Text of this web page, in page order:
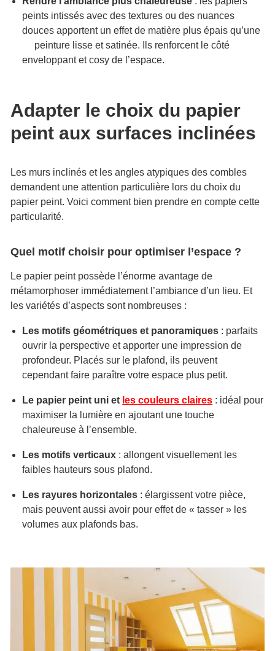
peints intissés avec des textures ou des nuances
douces apportent un effet de matière plus épais qu’une
peinture lisse et satinée. Ils renforcent le côté
enveloppant et cosy de l’espace.
Adapter le choix du papier
peint aux surfaces inclinées
Les murs inclinés et les angles atypiques des combles
demandent une attention particulière lors du choix du
papier peint. Voici comment bien prendre en compte cette
particularité.
Quel motif choisir pour optimiser l’espace ?
Le papier peint possède l’énorme avantage de
métamorphoser immédiatement l’ambiance d’un lieu. Et
les variétés d’aspects sont nombreuses :
Les motifs géométriques et panoramiques : parfaits
ouvrir la perspective et apporter une impression de
profondeur. Placés sur le plafond, ils peuvent
cependant faire paraître votre espace plus petit.
Le papier peint uni et les couleurs claires : idéal pour
maximiser la lumière en ajoutant une touche
chaleureuse à l’ensemble.
Les motifs verticaux : allongent visuellement les
faibles hauteurs sous plafond.
Les rayures horizontales : élargissent votre pièce,
mais peuvent aussi avoir pour effet de « tasser » les
volumes aux plafonds bas.